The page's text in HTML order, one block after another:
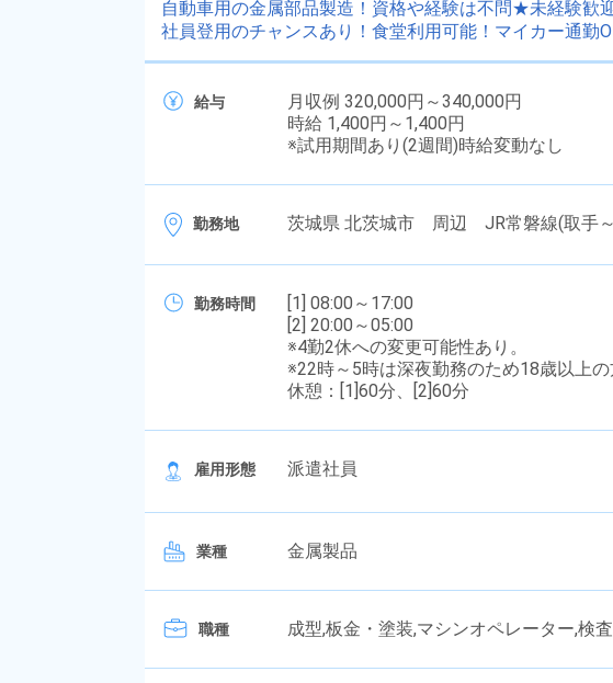
自動車用の金属部品製造！資格や経験は不問★未経験歓
社員登用のチャンスあり！食堂利用可能！マイカー通勤
給与
月収例 320,000円～340,000円
時給 1,400円～1,400円
※試用期間あり(2週間)時給変動なし
勤務地 茨城県 北茨城市 周辺 JR常磐線(取手
勤務時間
[1] 08:00～17:00
[2] 20:00～05:00
※4勤2休への変更可能性あり。
※22時～5時は深夜勤務のため18歳以上の
休憩：[1]60分、[2]60分
雇用形態 派遣社員
業種 金属製品
職種 成型,板金・塗装,マシンオペレーター,検